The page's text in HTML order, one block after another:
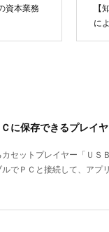
資本業務
に
に保存できるプレイ
セットプレイヤー「Ｕ
でＰＣと接続して、ア